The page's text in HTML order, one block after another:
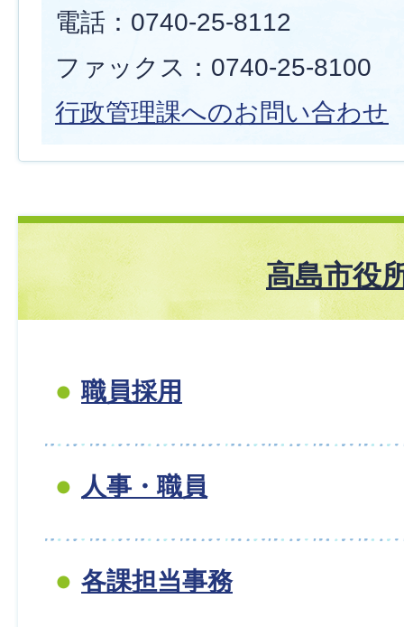
電話：0740-25-8112
ファックス：0740-25-8100
行政管理課へのお問い合わせ
高島市役
職員採用
人事・職員
各課担当事務